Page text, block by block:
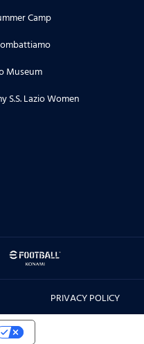
Camp
Museum
S.S. Lazio Women
PRIVACY POLICY